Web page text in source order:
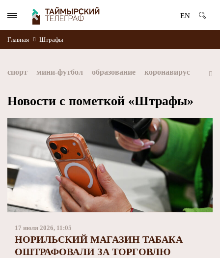
EN
Главная Штрафы
спорт мини-футбол образование коронавирус
Норникель Красноярский край Таймыр Дудинка
автографы истории Красноярскийкрай
МФК Норильский никель хоккей
Заполярный филиал Норникеля NordStar ЗГУ
Новости с пометкой «Штрафы»
17 июля 2026, 11:05
НОРИЛЬСКИЙ МАГАЗИН ТАБАКА
ОШТРАФОВАЛИ ЗА ТОРГОВЛЮ